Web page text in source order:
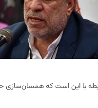
با این است که همسان‌سازی